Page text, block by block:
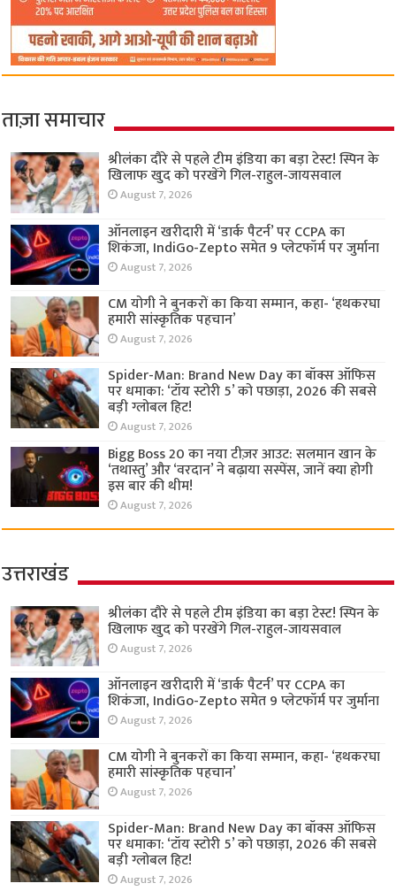
ताज़ा समाचार
श्रीलंका दौरे से पहले टीम इंडिया का बड़ा टेस्ट! स्पिन के
खिलाफ खुद को परखेंगे गिल-राहुल-जायसवाल
August 7, 2026
ऑनलाइन खरीदारी में ‘डार्क पैटर्न’ पर CCPA का
शिकंजा, IndiGo-Zepto समेत 9 प्लेटफॉर्म पर जुर्माना
August 7, 2026
CM योगी ने बुनकरों का किया सम्मान, कहा- ‘हथकरघा
हमारी सांस्कृतिक पहचान’
August 7, 2026
Spider-Man: Brand New Day का बॉक्स ऑफिस
पर धमाका: ‘टॉय स्टोरी 5’ को पछाड़ा, 2026 की सबसे
बड़ी ग्लोबल हिट!
August 7, 2026
Bigg Boss 20 का नया टीज़र आउट: सलमान खान के
‘तथास्तु’ और ‘वरदान’ ने बढ़ाया सस्पेंस, जानें क्या होगी
इस बार की थीम!
August 7, 2026
उत्तराखंड
श्रीलंका दौरे से पहले टीम इंडिया का बड़ा टेस्ट! स्पिन के
खिलाफ खुद को परखेंगे गिल-राहुल-जायसवाल
August 7, 2026
ऑनलाइन खरीदारी में ‘डार्क पैटर्न’ पर CCPA का
शिकंजा, IndiGo-Zepto समेत 9 प्लेटफॉर्म पर जुर्माना
August 7, 2026
CM योगी ने बुनकरों का किया सम्मान, कहा- ‘हथकरघा
हमारी सांस्कृतिक पहचान’
August 7, 2026
Spider-Man: Brand New Day का बॉक्स ऑफिस
पर धमाका: ‘टॉय स्टोरी 5’ को पछाड़ा, 2026 की सबसे
बड़ी ग्लोबल हिट!
August 7, 2026